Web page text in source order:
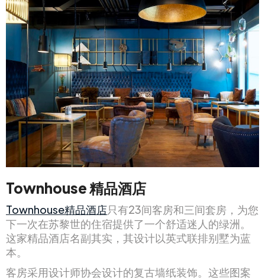
Townhouse 精品酒店
Townhouse精品酒店只有23间客房和三间套房，为您
下一次在苏黎世的住宿提供了一个舒适迷人的绿洲。
这家精品酒店名副其实，其设计以英式联排别墅为蓝
本。
客房采用设计师协会设计的复古墙纸装饰。这些图案